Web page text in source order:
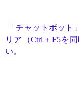
「チャットボッ
リア（Ctrl＋F5を
い。